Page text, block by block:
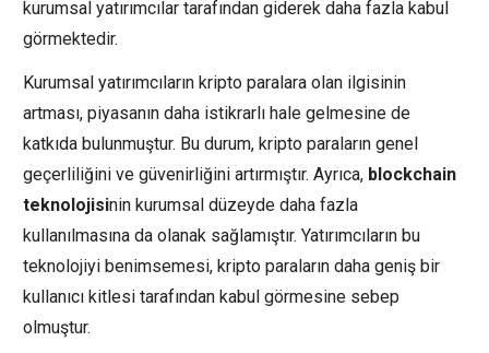
kurumsal yatırımcılar tarafından giderek daha fazla kabul
görmektedir.
Kurumsal yatırımcıların kripto paralara olan ilgisinin
artması, piyasanın daha istikrarlı hale gelmesine de
katkıda bulunmuştur. Bu durum, kripto paraların genel
geçerliliğini ve güvenirliğini artırmıştır. Ayrıca, blockchain
teknolojisinin kurumsal düzeyde daha fazla
kullanılmasına da olanak sağlamıştır. Yatırımcıların bu
teknolojiyi benimsemesi, kripto paraların daha geniş bir
kullanıcı kitlesi tarafından kabul görmesine sebep
olmuştur.